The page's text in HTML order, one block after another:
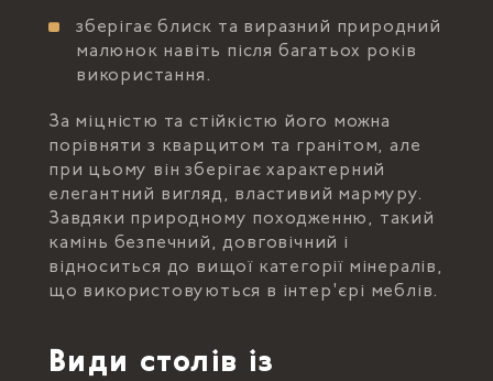
зберігає блиск та виразний природний
малюнок навіть після багатьох років
використання.
За міцністю та стійкістю його можна
порівняти з кварцитом та гранітом, але
при цьому він зберігає характерний
елегантний вигляд, властивий мармуру.
Завдяки природному походженню, такий
камінь безпечний, довговічний і
відноситься до вищої категорії мінералів,
що використовуються в інтер'єрі меблів.
Види столів із